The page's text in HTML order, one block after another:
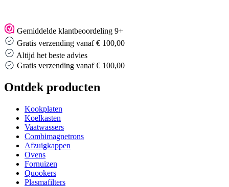
Gemiddelde klantbeoordeling 9+
Gratis verzending vanaf € 100,00
Altijd het beste advies
Altijd het beste advies
Ontdek producten
Kookplaten
Koelkasten
Vaatwassers
Combimagnetrons
Afzuigkappen
Ovens
Fornuizen
Quookers
Plasmafilters